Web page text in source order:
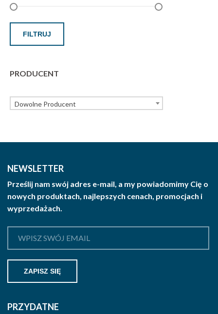
FILTRUJ
PRODUCENT
Dowolne Producent
NEWSLETTER
Prześlij nam swój adres e-mail, a my powiadomimy Cię o
nowych produktach, najlepszych cenach, promocjach i
wyprzedażach.
PRZYDATNE